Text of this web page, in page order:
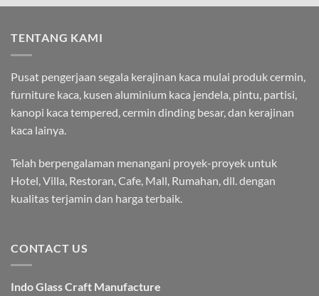
TENTANG KAMI
Pusat pengerjaan segala kerajinan kaca mulai produk cermin,
furniture kaca, kusen aluminium kaca jendela, pintu, partisi,
kanopi kaca tempered, cermin dinding besar, dan kerajinan
kaca lainya.
Telah berpengalaman menangani proyek-proyek untuk
Hotel, Villa, Restoran, Cafe, Mall, Rumahan, dll. dengan
kualitas terjamin dan harga terbaik.
CONTACT US
Indo Glass Craft Manufacture